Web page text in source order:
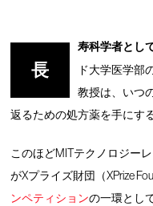
長
寿科学者とし
ド大学医学部
教授は、いつ
返るための処方薬を手にす
このほどMITテクノロジー
がXプライズ財団（XPrize
ンペティションの一環とし